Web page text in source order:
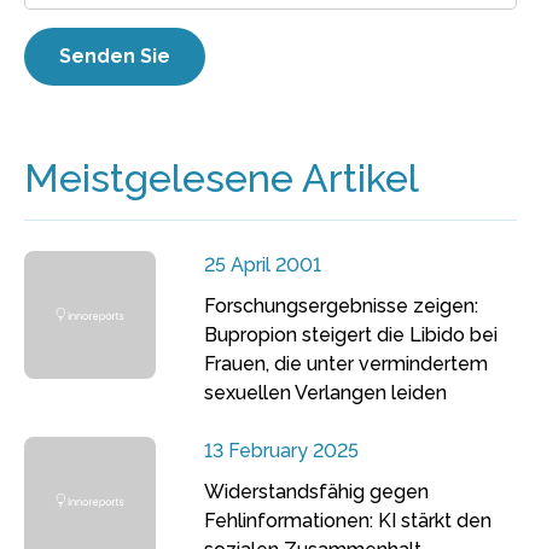
Meistgelesene Artikel
25 April 2001
Forschungsergebnisse zeigen:
Bupropion steigert die Libido bei
Frauen, die unter vermindertem
sexuellen Verlangen leiden
13 February 2025
Widerstandsfähig gegen
Fehlinformationen: KI stärkt den